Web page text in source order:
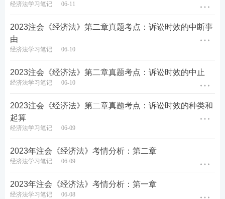
③主合同当事人协议以新贷偿还旧贷，旧贷的物的担
保人在登记尚未注销的情形下同意继续为新贷提供担
保，在订立新的贷款合同前又以该担保财产为其他债
权人设立担保物权，其他债权人主张其担保物权顺位
优先于新贷债权人的，人民法院不予支持。
1、保证的概念
期债务或者发生当事人约定的情形时，该第三人按照
约定履行债务或者承担责任的担保方式。
2、保证合同
经济法学习笔记 06-11
2023注会《经济法》第二章真题考点：诉讼时效的中断事
由
经济法学习笔记 06-10
2023注会《经济法》第二章真题考点：诉讼时效的中止
经济法学习笔记 06-10
2023注会《经济法》第二章真题考点：诉讼时效的种类和
起算
经济法学习笔记 06-09
2023年注会《经济法》考情分析：第二章
经济法学习笔记 06-09
2023年注会《经济法》考情分析：第一章
经济法学习笔记 06-08